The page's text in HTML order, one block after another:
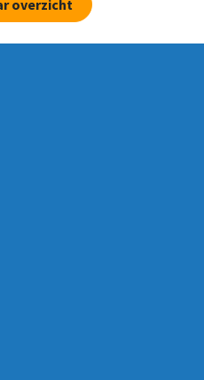
overzicht